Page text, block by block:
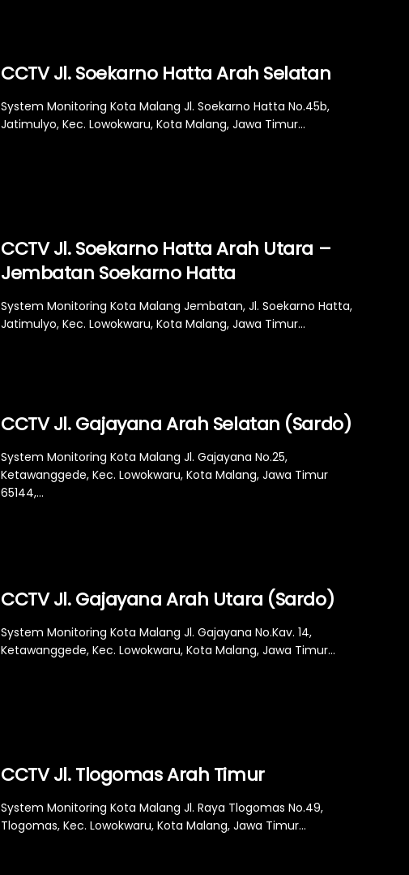
CCTV Jl. Soekarno Hatta Arah Selatan
System Monitoring Kota Malang Jl. Soekarno Hatta No.45b,
Jatimulyo, Kec. Lowokwaru, Kota Malang, Jawa Timur...
CCTV Jl. Soekarno Hatta Arah Utara –
Jembatan Soekarno Hatta
System Monitoring Kota Malang Jembatan, Jl. Soekarno Hatta,
Jatimulyo, Kec. Lowokwaru, Kota Malang, Jawa Timur...
CCTV Jl. Gajayana Arah Selatan (Sardo)
System Monitoring Kota Malang Jl. Gajayana No.25,
Ketawanggede, Kec. Lowokwaru, Kota Malang, Jawa Timur
65144,...
CCTV Jl. Gajayana Arah Utara (Sardo)
System Monitoring Kota Malang Jl. Gajayana No.Kav. 14,
Ketawanggede, Kec. Lowokwaru, Kota Malang, Jawa Timur...
CCTV Jl. Tlogomas Arah Timur
System Monitoring Kota Malang Jl. Raya Tlogomas No.49,
Tlogomas, Kec. Lowokwaru, Kota Malang, Jawa Timur...